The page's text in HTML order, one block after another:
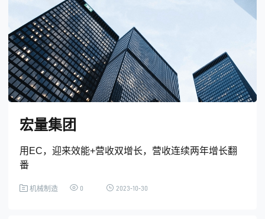
全国统一客服热线
热门搜索
宏量集团
用EC，迎来效能+营收双增长，营收连续两年增长翻
番
机械制造 0 2023-10-30